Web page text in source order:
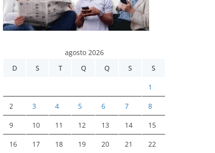
agosto 2026
D
S T Q Q S S
1
2 3 4 5 6 7 8
9 10 11 12 13 14 15
16 17 18 19 20 21 22